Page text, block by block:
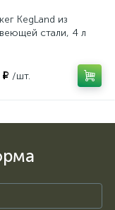
KegLand из
стали, 4 л
/шт.